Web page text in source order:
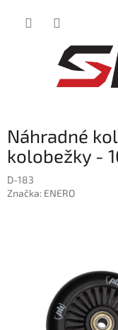
Náhradné
kolobežky -
D-183
Značka: ENERO